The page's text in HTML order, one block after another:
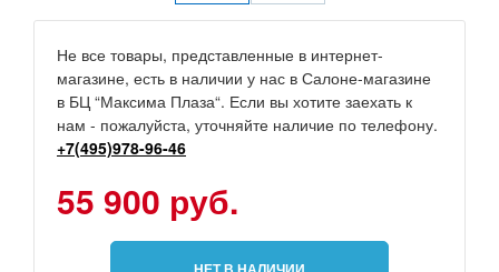
Не все товары, представленные в интернет-
магазине, есть в наличии у нас в Салоне-магазине
в БЦ “Максима Плаза“. Если вы хотите заехать к
нам - пожалуйста, уточняйте наличие по телефону.
+7(495)978-96-46
55 900 руб.